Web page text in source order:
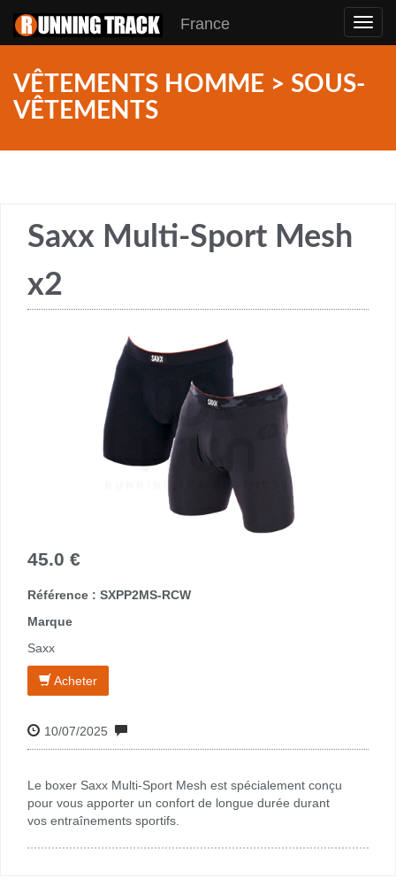
France
VÊTEMENTS HOMME > SOUS-
VÊTEMENTS
Saxx Multi-Sport Mesh
x2
45.0 €
Référence : SXPP2MS-RCW
Marque
Saxx
Acheter
10/07/2025
Le boxer Saxx Multi-Sport Mesh est spécialement conçu
pour vous apporter un confort de longue durée durant
vos entraînements sportifs.